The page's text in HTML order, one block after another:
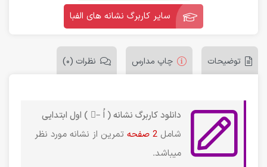
سایر کاربرگ نشانه های الفبا
توضیحات چاپ مدارس نظرات (0)
دانلود کاربرگ نشانه ( اُ –ُ ) اول ابتدایی
شامل 2 صفحه
تمرین از نشانه مورد نظر
میباشد.